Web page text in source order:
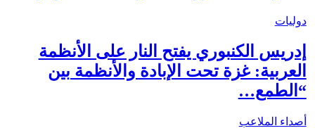
دوليات
إدريس الكنبوري يفتح النار على الأنظمة
العربية: غزة تحت الإبادة والأنظمة بين
“الطمع…
أصداء الملاعب